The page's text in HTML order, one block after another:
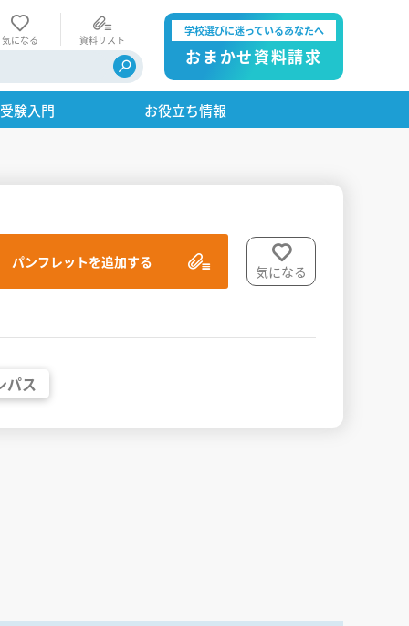
気になる 資料リスト
学校選びに迷っているあなたへ
おまかせ資料請求
験入門 お役立ち情報
パンフレットを追加する
気になる
パス